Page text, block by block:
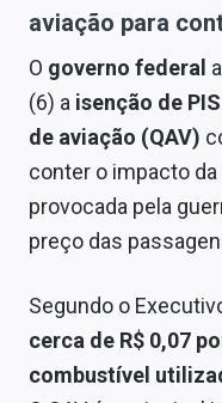
aviação para
O governo federal
(6) a isenção de
de aviação (QAV)
conter o impacto
provocada pela
preço das
Segundo o
cerca de R$ 0,07
combustível